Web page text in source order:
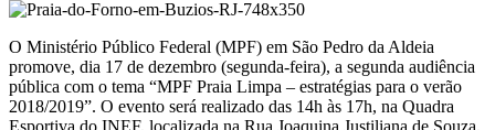
O Ministério Público Federal (MPF) em São Pedro da Aldeia
promove, dia 17 de dezembro (segunda-feira), a segunda audiência
pública com o tema “MPF Praia Limpa – estratégias para o verão
2018/2019”. O evento será realizado das 14h às 17h, na Quadra
Esportiva do INEF, localizada na Rua Joaquina Justiliana de Souza,